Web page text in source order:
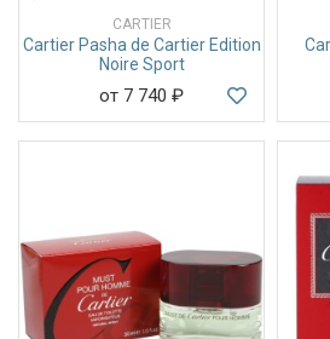
CARTIER
Cartier Pasha de Cartier Edition
Noire Sport
от 7 740 ₽